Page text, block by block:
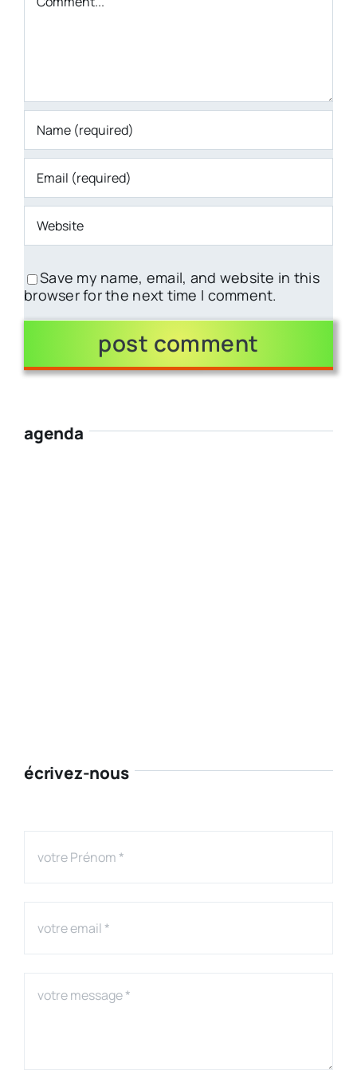
Save my name, email, and website in this
browser for the next time I comment.
agenda
écrivez-nous